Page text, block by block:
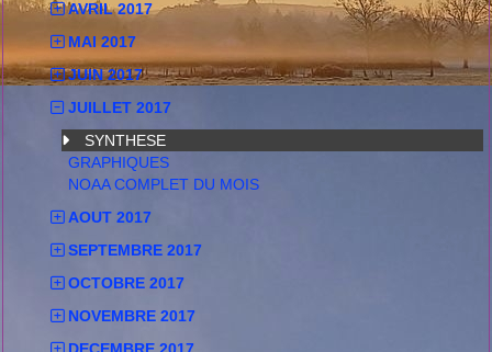
AVRIL 2017
MAI 2017
JUIN 2017
JUILLET 2017
SYNTHESE
GRAPHIQUES
NOAA COMPLET DU MOIS
AOUT 2017
SEPTEMBRE 2017
OCTOBRE 2017
NOVEMBRE 2017